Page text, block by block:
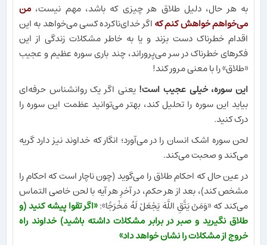
به هر حال، دلیل طلاق هر چیزی که باشد، مهم نیست، من
می‌خواهم خواهش کنم کهاگر خدای‌ناکرده کسی می‌خواهد به این
اقدام خطرناک دست بزند و یا به خاطر مشکلات زندگی از این
فکرهای خطرناک در سر می‌پروراند، چند باری سوره عظیم و عجیب
«طلاق» را با معنی مرور کند!
این سوره، خیلی عجیب است! یعنی اگر یک روانشناس حرفه‌ای
بیاید این سوره را تحلیل کند، بهتر می‌توانید عظمت این سوره را
درک کنید.
لحن سوره اشک انسان را در می‌آورد؛ انگار که خداوند نیز دارد گریه
می‌کند و صحبت می‌کند.
در عین حال که احکام طلاق را می‌گوید (چون ناچار است که احکام را
مشخص کند)، بعد از هر حکم، در آخرِ هر آیه با لحن خاصی التماس
می‌کند که «وَمَنْ يَتَّقِ اللَّهَ يَجْعَلْ لَهُ مَخْرَجًا»:«اگر تقوا پیشه کنید (و
طلاق نگیرید و صبر در برابر مشکلات داشته باشید) خداوند راه
خروج از مشکلات را نشان خواهد داد»